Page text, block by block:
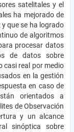
satelitales y el
ha mejorado de
que se ha logrado
de algoritmos
procesar datos
de datos sobre
casi real por medio
en la gestión
en caso de
orientados a
de Observación
y un alcance
sinóptica sobre